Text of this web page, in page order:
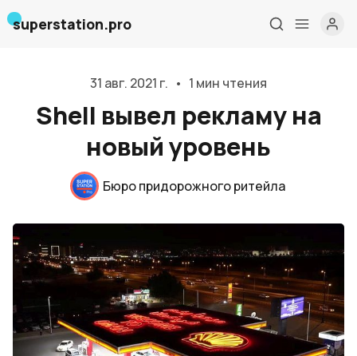
Дизайн и проектирование
Консалтинг и обучение
Блог
superstation.pro
31 авг. 2021 г. • 1 мин чтения
Shell вывел рекламу на
новый уровень
Бюро придорожного ритейла